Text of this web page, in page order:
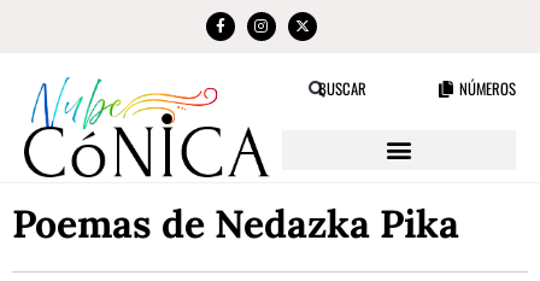
BUSCAR NÚMEROS
Poemas de Nedazka Pika